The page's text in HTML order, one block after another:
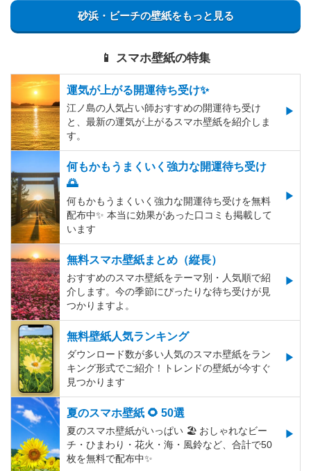
砂浜・ビーチの壁紙をもっと見る
📱 スマホ壁紙の特集
運気が上がる開運待ち受け✨
江ノ島の人気占い師おすすめの開運待ち受け
と、最新の運気が上がるスマホ壁紙を紹介しま
す。
何もかもうまくいく強力な開運待ち受け
🌅
何もかもうまくいく強力な開運待ち受けを無料
配布中✨️ 本当に効果があった口コミも掲載して
います
無料スマホ壁紙まとめ（縦長）
おすすめのスマホ壁紙をテーマ別・人気順で紹
介します。今の季節にぴったりな待ち受けが見
つかりますよ。
無料壁紙人気ランキング
ダウンロード数が多い人気のスマホ壁紙をラン
キング形式でご紹介！トレンドの壁紙が今すぐ
見つかります
夏のスマホ壁紙 🌻 50選
夏のスマホ壁紙がいっぱい 🏖 おしゃれなビー
チ・ひまわり・花火・海・風鈴など、合計で50
枚を無料で配布中✨